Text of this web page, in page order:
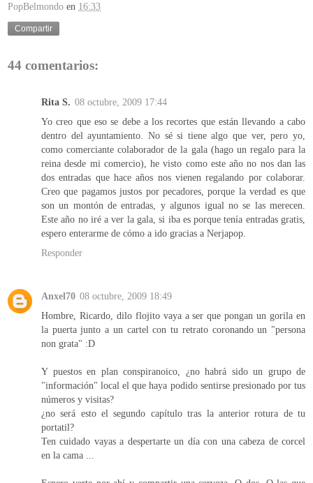
PopBelmondo en 16:33
Compartir
44 comentarios:
Rita S. 08 octubre, 2009 17:44
Yo creo que eso se debe a los recortes que están llevando a cabo
dentro del ayuntamiento. No sé si tiene algo que ver, pero yo,
como comerciante colaborador de la gala (hago un regalo para la
reina desde mi comercio), he visto como este año no nos dan las
dos entradas que hace años nos vienen regalando por colaborar.
Creo que pagamos justos por pecadores, porque la verdad es que
son un montón de entradas, y algunos igual no se las merecen.
Este año no iré a ver la gala, si iba es porque tenía entradas gratis,
espero enterarme de cómo a ido gracias a Nerjapop.
Responder
Anxel70 08 octubre, 2009 18:49
Hombre, Ricardo, dilo flojito vaya a ser que pongan un gorila en
la puerta junto a un cartel con tu retrato coronando un "persona
non grata" :D
Y puestos en plan conspiranoico, ¿no habrá sido un grupo de
"información" local el que haya podido sentirse presionado por tus
números y visitas?
¿no será esto el segundo capítulo tras la anterior rotura de tu
portatil?
Ten cuidado vayas a despertarte un día con una cabeza de corcel
en la cama ...